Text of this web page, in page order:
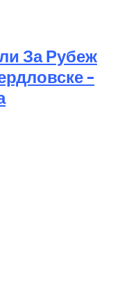
За Рубеж
–